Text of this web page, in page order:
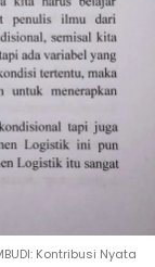
Kontribusi Nyata